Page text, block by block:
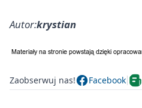
Autor:krystian
Zaobserwuj nas! Facebook